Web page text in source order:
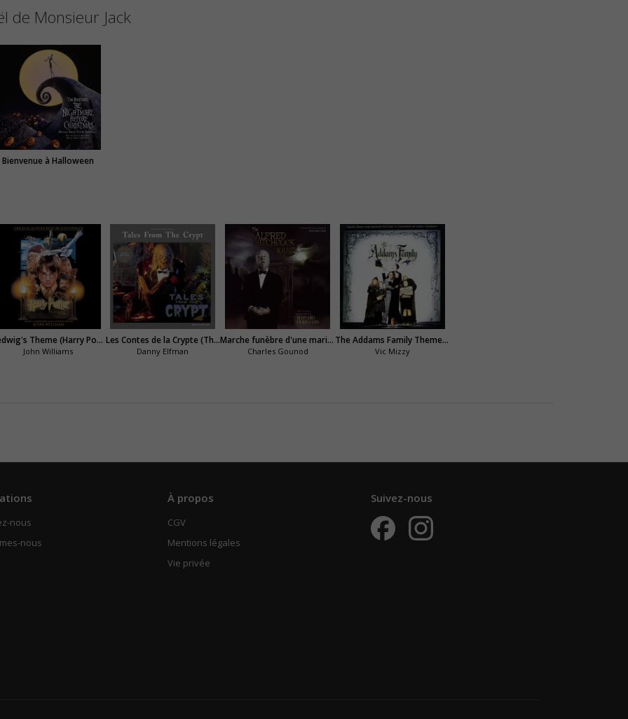
de Monsieur Jack
Bienvenue à Halloween
Hedwig's Theme (Harry Potter)
John Williams
Les Contes de la Crypte (Thème)
Danny Elfman
Marche funèbre d'une marionnette
Charles Gounod
The Addams Family Theme (La famille Addams)
Vic Mizzy
nous
nous
À propos
CGV
Mentions légales
Vie privée
Suivez-nous